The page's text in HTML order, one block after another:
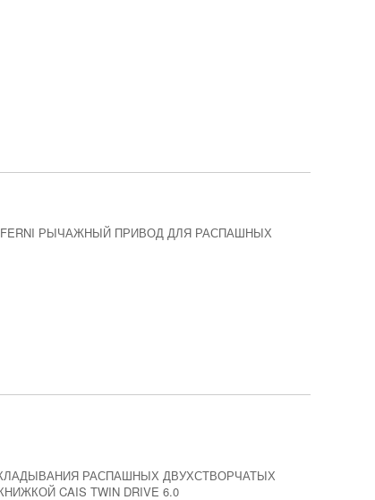
FERNI РЫЧАЖНЫЙ ПРИВОД ДЛЯ РАСПАШНЫХ
РАСПАШНЫХ ДВУХСТВОРЧАТЫХ
CAIS TWIN DRIVE 6.0